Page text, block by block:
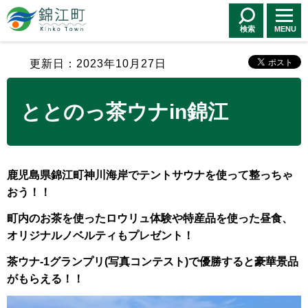
錦江町 Kinko
Town
検索 MENU
更新日：2023年10月27日
ととのっ茶ウナin錦江
鹿児島県錦江町神川海岸でテントサウナを使って整っちゃ
おう！！
町内のお茶を使ったロウリュ体験や特産品を使った昼食、
オリジナルノベルティもプレゼント！
茶ウナ-1グランプリ(写真コンテスト)で優勝すると豪華景品
がもらえる！！